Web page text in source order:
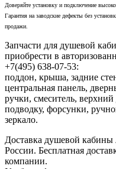
Доверяйте установку и подключение
Гарантия на заводские дефекты без
продажи.
Запчасти для душевой
приобрести в
+7(495) 638-07-53:
поддон, крыша, задние
центральная панель,
ручки, смеситель,
подводку, форсунки,
зеркало.
Доставка душевой кабины
России. Бесплатная
компании.